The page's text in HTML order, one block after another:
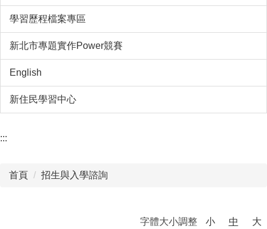
學習歷程檔案專區
新北市專題實作Power競賽
English
新住民學習中心
:::
首頁 招生與入學諮詢
字體大小調整 小 中 大